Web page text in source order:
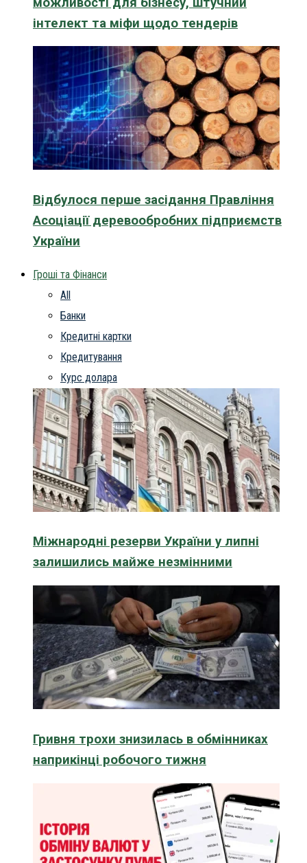
інтелект та міфи щодо тендерів
Відбулося перше засідання Правління
Асоціації деревообробних підприємств
України
Гроші та Фінанси
All
Банки
Кредитні картки
Кредитування
Курс долара
Міжнародні резерви України у липні
залишились майже незмінними
Гривня трохи знизилась в обмінниках
наприкінці робочого тижня